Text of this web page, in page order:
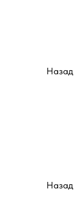
Назад
Назад